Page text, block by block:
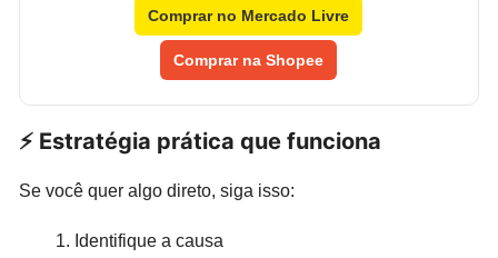
Comprar no Mercado Livre
Comprar na Shopee
⚡ Estratégia prática que funciona
Se você quer algo direto, siga isso:
Identifique a causa